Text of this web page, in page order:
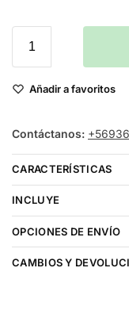
Añadir a favoritos
Contáctanos:
CARACTERÍSTICAS
INCLUYE
OPCIONES DE ENVÍO
CAMBIOS Y